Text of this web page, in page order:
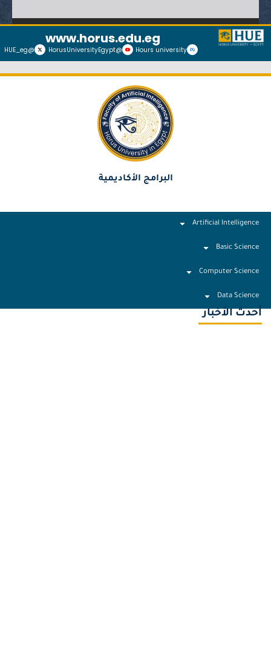
البرامج الأكاديمية
Artificial Intelligence
Basic Science
Computer Science
Data Science
أحدث الأخبار
www.horus.edu.eg
Hours university
@HorusUniversityEgypt
@HUE_eg